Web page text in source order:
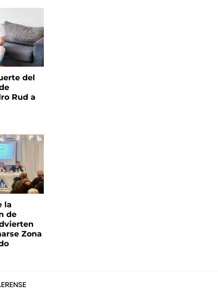
del
Rud a
la
de
Zona